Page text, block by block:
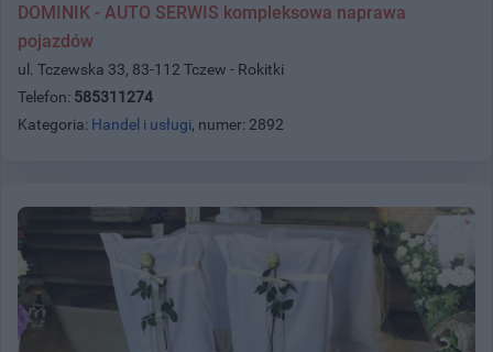
DOMINIK - AUTO SERWIS kompleksowa naprawa
pojazdów
ul. Tczewska 33, 83-112 Tczew - Rokitki
Telefon: 585311274
Kategoria: Handel i usługi, numer: 2892